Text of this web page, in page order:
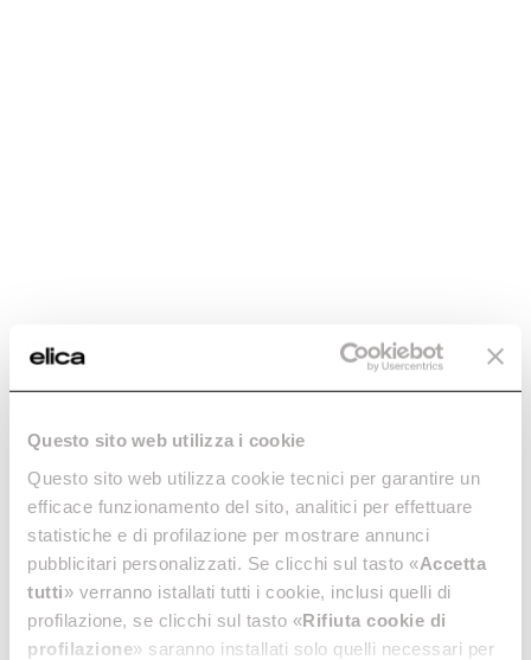
Questo sito web utilizza i cookie
Questo sito web utilizza cookie tecnici per garantire un
efficace funzionamento del sito, analitici per effettuare
statistiche e di profilazione per mostrare annunci
pubblicitari personalizzati. Se clicchi sul tasto «Accetta
tutti» verranno istallati tutti i cookie, inclusi quelli di
profilazione, se clicchi sul tasto «Rifiuta cookie di
profilazione» saranno installati solo quelli necessari per